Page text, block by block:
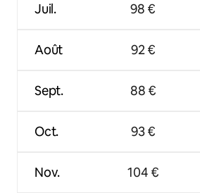
Juil.
Août
Sept.
Oct.
Nov.
98 €
92 €
88 €
93 €
104 €